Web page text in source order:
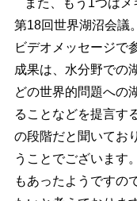
また、もう1つは
第18回世界湖沼会議
ビデオメッセージで
成果は、水分野での
どの世界的問題への
ることなどを提言す
の段階だと聞いてお
うことでございます
もあったようですの